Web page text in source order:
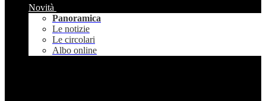
Novità
Panoramica
Le notizie
Le circolari
Albo online